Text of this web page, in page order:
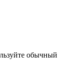
обычный